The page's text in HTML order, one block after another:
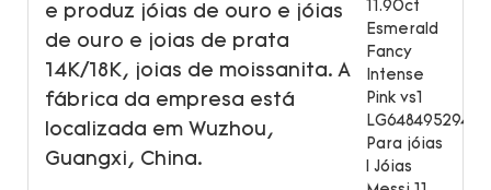
e produz jóias de ouro e jóias
de ouro e joias de prata
14K/18K, joias de moissanita. A
fábrica da empresa está
localizada em Wuzhou,
Guangxi, China.